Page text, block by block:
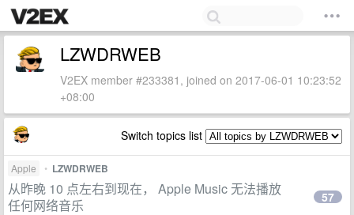
LZWDRWEB
V2EX member #233381, joined on 2017-06-01 10:23:52
+08:00
Switch topics list
Apple • LZWDRWEB
从昨晚 10 点左右到现在， Apple Music 无法播放
任何网络音乐
57